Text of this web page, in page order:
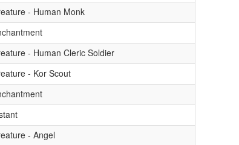
- Human Monk
- Human Cleric Soldier
- Kor Scout
- Angel